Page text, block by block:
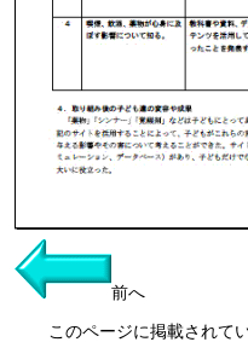
前へ
このページに掲載されて